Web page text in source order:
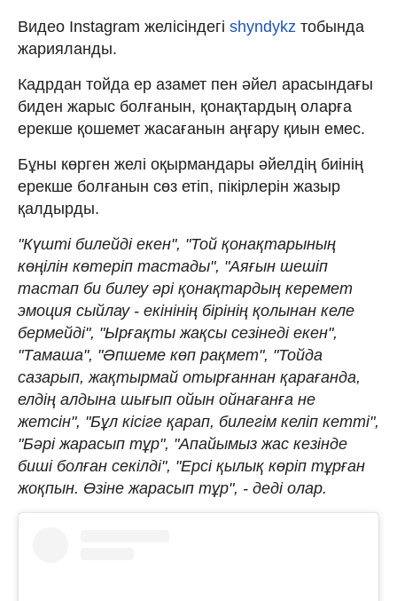
Видео Instagram желісіндегі shyndykz тобында
жарияланды.
Кадрдан тойда ер азамет пен әйел арасындағы
биден жарыс болғанын, қонақтардың оларға
ерекше қошемет жасағанын аңғару қиын емес.
Бұны көрген желі оқырмандары әйелдің биінің
ерекше болғанын сөз етіп, пікірлерін жазыр
қалдырды.
"Күшті билейді екен", "Той қонақтарының
көңілін көтеріп тастады", "Аяғын шешіп
тастап би билеу әрі қонақтардың керемет
эмоция сыйлау - екінінің бірінің қолынан келе
бермейді", "Ырғақты жақсы сезінеді екен",
"Тамаша", "Әпшеме көп рақмет", "Тойда
сазарып, жақтырмай отырғаннан қарағанда,
елдің алдына шығып ойын ойнағанға не
жетсін", "Бұл кісіге қарап, билегім келіп кетті",
"Бәрі жарасып тұр", "Апайымыз жас кезінде
биші болған секілді", "Ерсі қылық көріп тұрған
жоқпын. Өзіне жарасып тұр", - деді олар.